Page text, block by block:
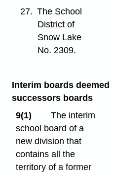
27. The School
District of
Snow Lake
No. 2309.
Interim boards deemed
successors boards
9(1)
The interim
school board of a
new division that
contains all the
territory of a former